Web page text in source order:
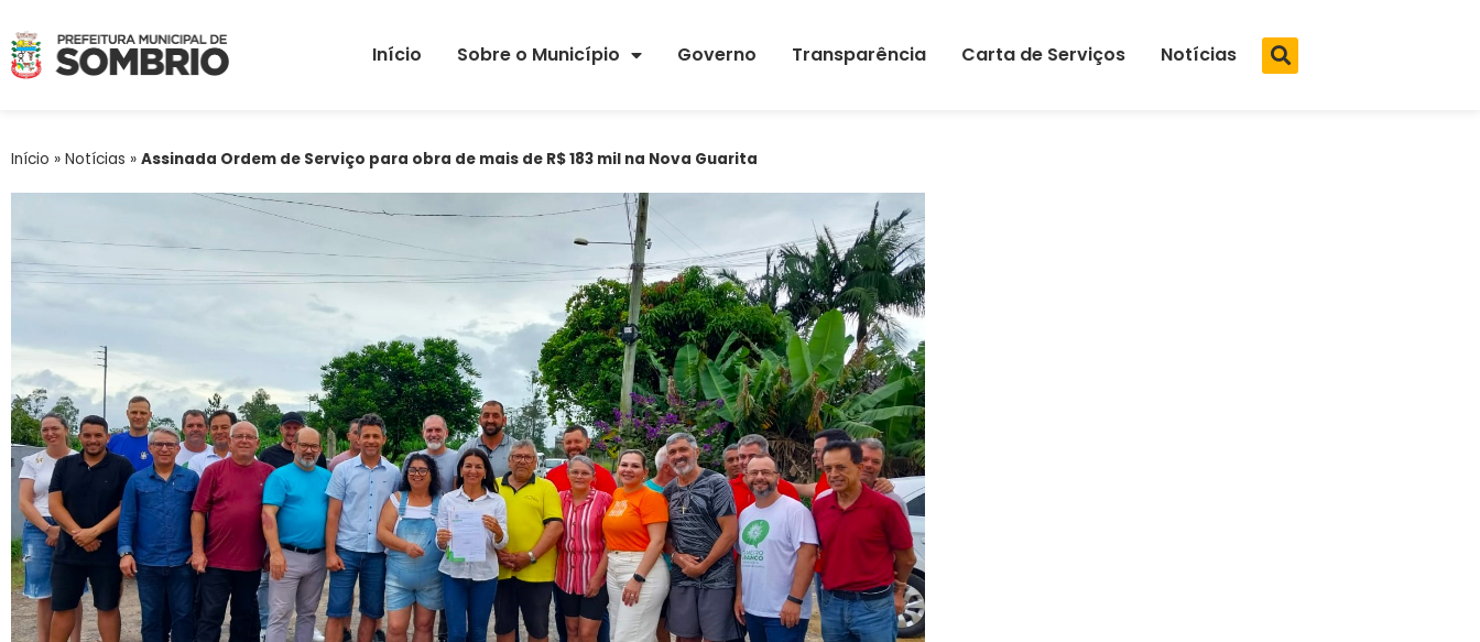
Início Sobre o Município Governo Transparência Carta de Serviços Notícias
Início » Notícias » Assinada Ordem de Serviço para obra de mais de R$ 183 mil na Nova Guarita